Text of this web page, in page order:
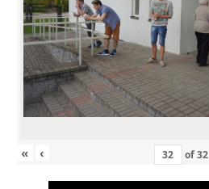
« ‹ of32